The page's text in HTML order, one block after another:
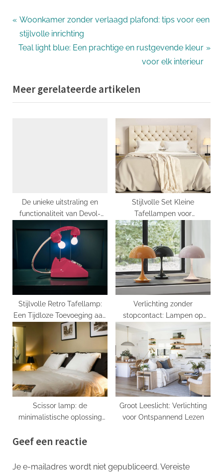
Bericht
navigatie
P
r
e
o
u
Woonkamer zonder verlaagd plafond: tips voor een
stijlvolle inrichting
N
t
P
Teal light blue: Een prachtige en rustgevende kleur
voor elk interieur
Meer gerelateerde artikelen
De unieke uitstraling en
functionaliteit van Devol-
lampen
Stijlvolle Set Kleine
Tafellampen voor
Slaapkamer
Stijlvolle Retro Tafellamp:
Een Tijdloze Toevoeging aan
je Interieur
Verlichting zonder
stopcontact: Lampen op
Scissor lamp: de
minimalistische oplossing
verlichtingsbehoeften bij
Groot Leeslicht: Verlichting
voor Ontspannend Lezen
Geef een reactie
Je e-mailadres wordt niet gepubliceerd. Vereiste